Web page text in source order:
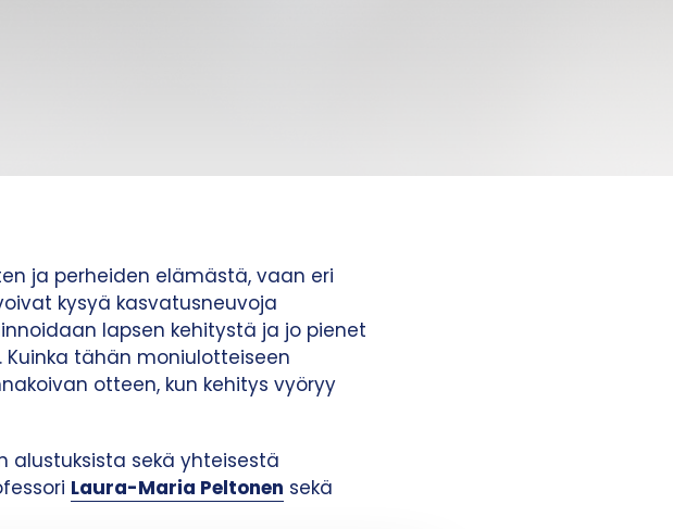
ja perheiden elämästä, vaan eri
kysyä kasvatusneuvoja
lapsen kehitystä ja jo pienet
tähän moniulotteiseen
otteen, kun kehitys vyöryy
alustuksista sekä yhteisestä
Laura-Maria Peltonen sekä